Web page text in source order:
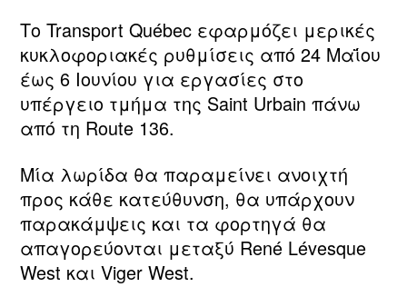
Το Transport Québec εφαρμόζει μερικές
κυκλοφοριακές ρυθμίσεις από 24 Μαΐου
έως 6 Ιουνίου για εργασίες στο
υπέργειο τμήμα της Saint Urbain πάνω
από τη Route 136.
Μία λωρίδα θα παραμείνει ανοιχτή
προς κάθε κατεύθυνση, θα υπάρχουν
παρακάμψεις και τα φορτηγά θα
απαγορεύονται μεταξύ René Lévesque
West και Viger West.